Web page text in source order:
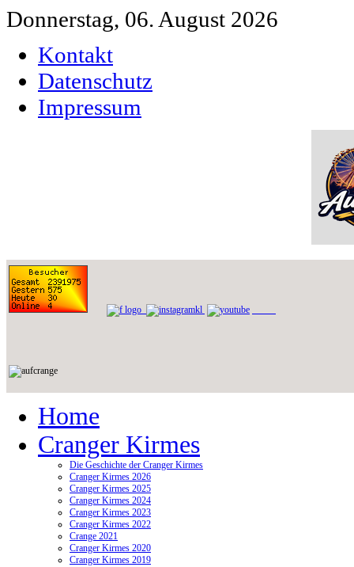
Donnerstag, 06. August 2026
Kontakt
Datenschutz
Impressum
Home
Cranger Kirmes
Die Geschichte der Cranger Kirmes
Cranger Kirmes 2026
Cranger Kirmes 2025
Cranger Kirmes 2024
Cranger Kirmes 2023
Cranger Kirmes 2022
Crange 2021
Cranger Kirmes 2020
Cranger Kirmes 2019